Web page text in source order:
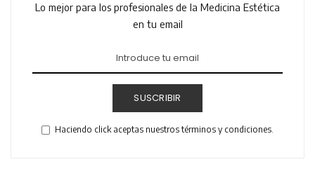
Lo mejor para los profesionales de la Medicina Estética
en tu email
SUSCRIBIR
Haciendo click aceptas nuestros términos y condiciones.